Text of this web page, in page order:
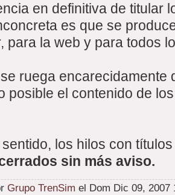
en definitiva de titular
es que se
para la web y para todos
ruega encarecidamente
posible el contenido de
sentido, los hilos con
sin más aviso.
Grupo TrenSim el Dom Dic 09, 2007